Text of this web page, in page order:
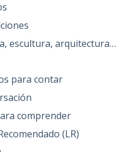
escultura, arquitectura…
para contar
comprender
(LR)